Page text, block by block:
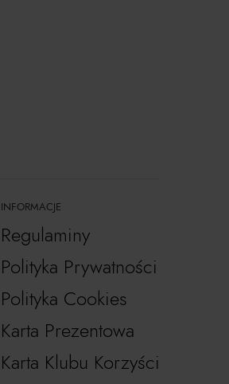
INFORMACJE
Regulaminy
Polityka Prywatności
Polityka Cookies
Karta Prezentowa
Karta Klubu Korzyści